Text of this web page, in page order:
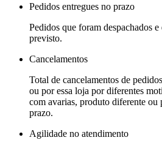
Pedidos entregues no prazo
Pedidos que foram despachados
previsto.
Cancelamentos
Total de cancelamentos de
ou por essa loja por diferentes
com avarias, produto diferente ou
prazo.
Agilidade no atendimento